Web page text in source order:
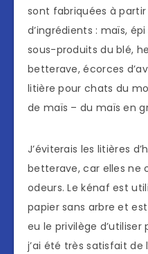
sont fabriquées à partir
d’ingrédients : maïs,
sous-produits du blé,
betterave, écorces
litière pour chats du
de maïs – du maïs en
J’éviterais les litières
betterave, car elles ne
odeurs. Le kénaf est
papier sans arbre et
eu le privilège
j’ai été très satisfait